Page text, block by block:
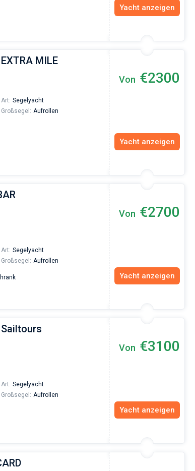
Yacht anzeigen
MILE
Art: Segelyacht
Großsegel: Aufrollen
Von €2300
Yacht anzeigen
Art: Segelyacht
Großsegel: Aufrollen
Von €2700
Yacht anzeigen
Art: Segelyacht
Großsegel: Aufrollen
Von €3100
Yacht anzeigen
Excellent trip to Croatia! The trip was organized on
an excellent level since the very beginning - from
the yacht search to the trip itself. The team was
fast and responsive. Highly recommended to
everyone who wants to hang out with family on a
beautiful yacht or catamaran!